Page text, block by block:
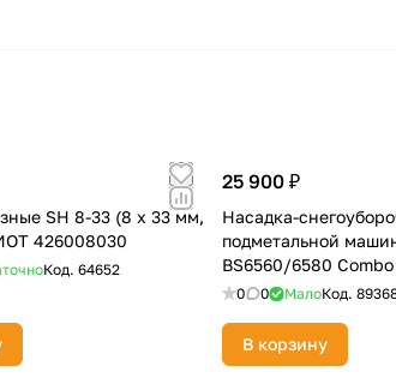
SH 8-33 (8 х 33 мм,
426008030
Код.64652
25 900 ₽
Насадка-
подметальной
BS6560/6580
0 0 МалоКод.
В корзину